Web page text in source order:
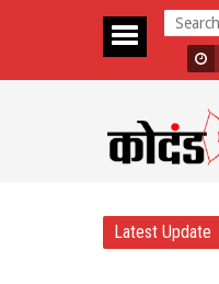
Latest Update
आधुनिक सुविधाओं से लैस होगा बस